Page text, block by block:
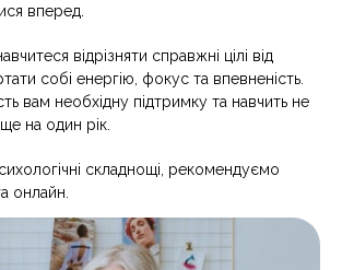
вперед.
відрізняти справжні цілі від
собі енергію, фокус та впевненість.
вам необхідну підтримку та навчить не
на один рік.
складнощі, рекомендуємо
онлайн.